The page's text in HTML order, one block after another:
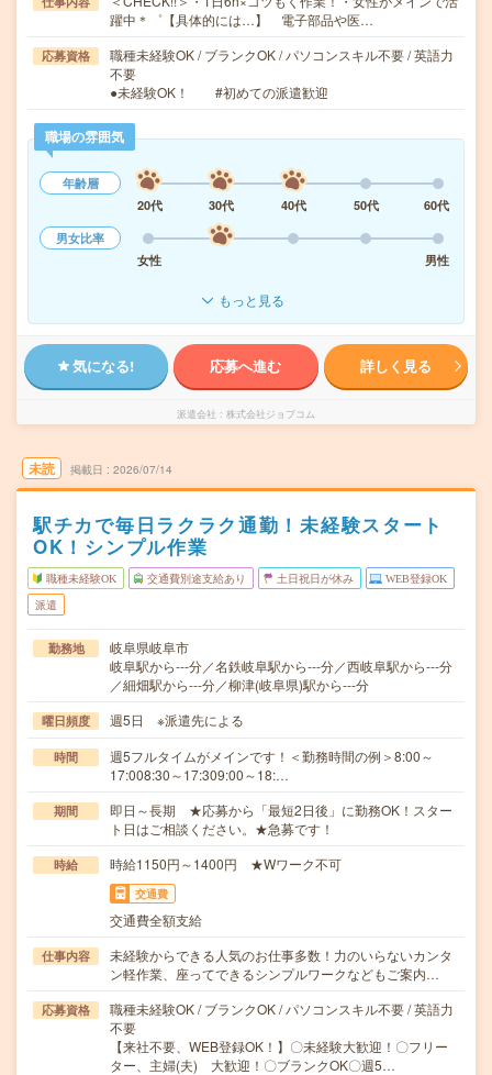
躍中＊゜【具体的には…】 電子部品や医…
応募資格
職種未経験OK / ブランクOK / パソコンスキル不要 / 英語力
不要
●未経験OK！ #初めての派遣歓迎
職場の雰囲気
年齢層
20代
30代 40代 50代
60代
男女比率
女性
男性
もっと見る
気になる! 応募へ進む 詳しく見る
派遣会社 株式会社ジョブコム
未読 掲載日 2026/07/14
駅チカで毎日ラクラク通勤！未経験スタート
OK！シンプル作業
職種未経験OK 交通費別途支給あり 土日祝日が休み WEB登録OK
派遣
勤務地
岐阜県岐阜市
岐阜駅から---分／名鉄岐阜駅から---分／西岐阜駅から---分
／細畑駅から---分／柳津(岐阜県)駅から---分
曜日頻度 週5日 ※派遣先による
時間
週5フルタイムがメインです！＜勤務時間の例＞8:00～
17:008:30～17:309:00～18:…
期間
即日～長期 ★応募から「最短2日後」に勤務OK！スター
ト日はご相談ください。★急募です！
時給 時給1150円～1400円 ★Wワーク不可
交通費
交通費全額支給
仕事内容
未経験からできる人気のお仕事多数！力のいらないカンタ
ン軽作業、座ってできるシンプルワークなどもご案内…
応募資格
職種未経験OK / ブランクOK / パソコンスキル不要 / 英語力
不要
【来社不要、WEB登録OK！】〇未経験大歓迎！〇フリー
ター、主婦(夫) 大歓迎！〇ブランクOK〇週5…